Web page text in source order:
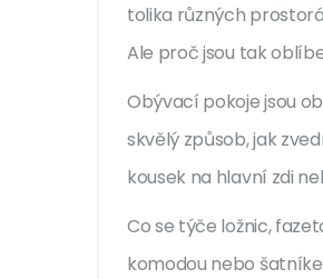
tolika různých
Ale proč jsou tak
Obývací pokoje jsou
skvělý způsob, jak
kousek na hlavní zdi
Co se týče ložnic,
komodou nebo